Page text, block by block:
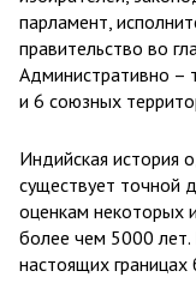
парламент,
правительство во
Административно –
и 6 союзных
Индийская история
существует точной
оценкам некоторых
более чем 5000 лет.
настоящих